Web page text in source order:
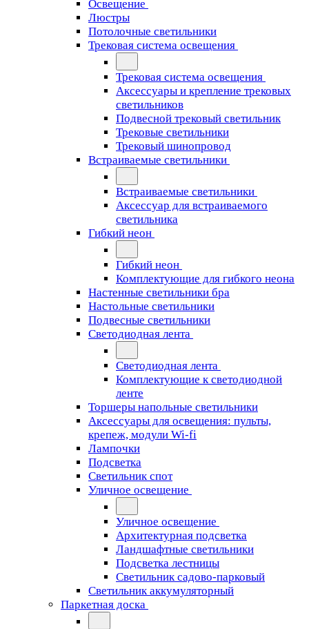
Освещение
Люстры
Потолочные светильники
Трековая система освещения
Трековая система освещения
Аксессуары и крепление трековых
светильников
Подвесной трековый светильник
Трековые светильники
Трековый шинопровод
Встраиваемые светильники
Встраиваемые светильники
Аксессуар для встраиваемого
светильника
Гибкий неон
Гибкий неон
Комплектующие для гибкого неона
Настенные светильники бра
Настольные светильники
Подвесные светильники
Светодиодная лента
Светодиодная лента
Комплектующие к светодиодной
ленте
Торшеры напольные светильники
Аксессуары для освещения: пульты,
крепеж, модули Wi-fi
Лампочки
Подсветка
Светильник спот
Уличное освещение
Уличное освещение
Архитектурная подсветка
Ландшафтные светильники
Подсветка лестницы
Светильник садово-парковый
Светильник аккумуляторный
Паркетная доска